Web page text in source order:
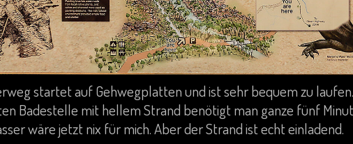
startet auf Gehwegplatten und ist sehr bequem zu laufen.
Badestelle mit hellem Strand benötigt man ganze fünf
wäre jetzt nix für mich. Aber der Strand ist echt einladend.